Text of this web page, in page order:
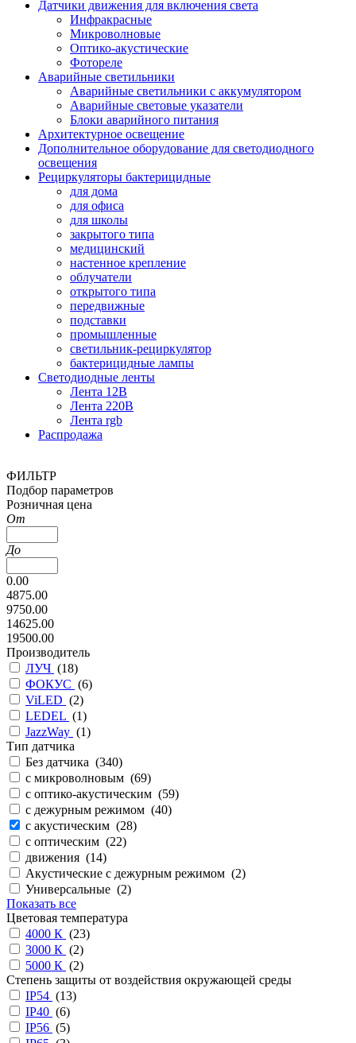
Датчики движения для включения света
Инфракрасные
Микроволновые
Оптико-акустические
Фотореле
Аварийные светильники
Аварийные светильники с аккумулятором
Аварийные световые указатели
Блоки аварийного питания
Архитектурное освещение
Дополнительное оборудование для светодиодного
освещения
Рециркуляторы бактерицидные
для дома
для офиса
для школы
закрытого типа
медицинский
настенное крепление
облучатели
открытого типа
передвижные
подставки
промышленные
светильник-рециркулятор
бактерицидные лампы
Светодиодные ленты
Лента 12В
Лента 220В
Лента rgb
Распродажа
ФИЛЬТР
Подбор параметров
Розничная цена
От
До
0.00
4875.00
9750.00
14625.00
19500.00
Производитель
ЛУЧ (18)
ФОКУС (6)
ViLED (2)
LEDEL (1)
JazzWay (1)
Тип датчика
Без датчика (340)
с микроволновым (69)
с оптико-акустическим (59)
с дежурным режимом (40)
с акустическим (28)
с оптическим (22)
движения (14)
Акустические с дежурным режимом (2)
Универсальные (2)
Показать все
Цветовая температура
4000 К (23)
3000 К (2)
5000 К (2)
Степень защиты от воздействия окружающей среды
IP54 (13)
IP40 (6)
IP56 (5)